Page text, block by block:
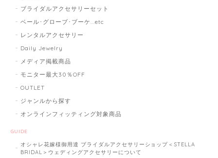
ブライダルアクセサリーセット
ベール･グローブ･ブーケ...etc
レンタルアクセサリー
Daily Jewelry
メディア掲載商品
モニター最大30％OFF
OUTLET
ジャンルから探す
オンラインフィッティング対象商品
GUIDE
オシャレ花嫁様御用達 ブライダルアクセサリーショップ＜STELLA
BRIDAL＞ウェディングアクセサリーについて